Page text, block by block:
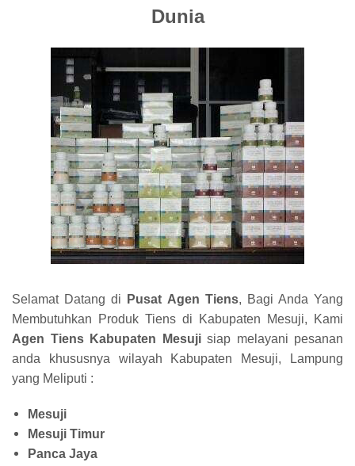
Dunia
Selamat Datang di Pusat Agen Tiens, Bagi Anda Yang
Membutuhkan Produk Tiens di Kabupaten Mesuji, Kami
Agen Tiens Kabupaten Mesujisiap melayani pesanan
anda khususnya wilayah Kabupaten Mesuji, Lampung
yang Meliputi :
Mesuji
Mesuji Timur
Panca Jaya